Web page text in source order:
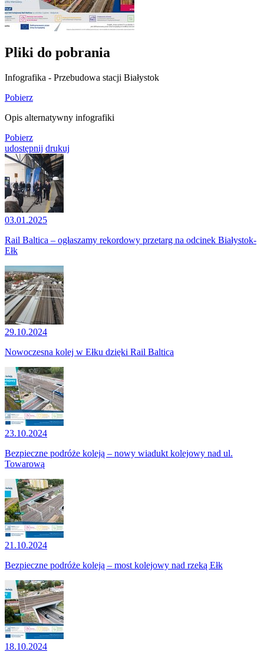
Pliki do pobrania
Infografika - Przebudowa stacji Białystok
Pobierz
Opis alternatywny infografiki
Pobierz
udostępnij drukuj
03.01.2025
Rail Baltica – ogłaszamy rekordowy przetarg na odcinek Białystok-
Ełk
29.10.2024
Nowoczesna kolej w Ełku dzięki Rail Baltica
23.10.2024
Bezpieczne podróże koleją – nowy wiadukt kolejowy nad ul.
Towarową
21.10.2024
Bezpieczne podróże koleją – most kolejowy nad rzeką Ełk
18.10.2024